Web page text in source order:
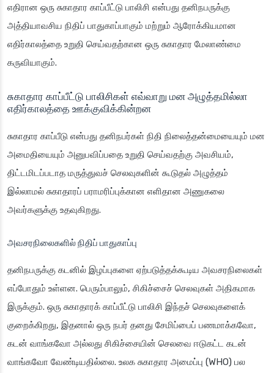
எதிரான ஒரு சுகாதார காப்பீட்டு பாலிசி என்பது தனிநபருக்கு
அத்தியாவசிய நிதிப் பாதுகாப்பாகும் மற்றும் ஆரோக்கியமான
எதிர்காலத்தை உறுதி செய்வதற்கான ஒரு சுகாதார மேலாண்மை
கருவியாகும்.
சுகாதார காப்பீட்டு பாலிசிகள் எவ்வாறு மன அழுத்தமில்லா
எதிர்காலத்தை ஊக்குவிக்கின்றன
சுகாதார காப்பீடு என்பது தனிநபர்கள் நிதி நிலைத்தன்மையையும் மன
அமைதியையும் அனுபவிப்பதை உறுதி செய்வதற்கு அவசியம்,
திட்டமிடப்படாத மருத்துவச் செலவுகளின் கூடுதல் அழுத்தம்
இல்லாமல் சுகாதாரப் பராமரிப்புக்கான எளிதான அணுகலை
அவர்களுக்கு உதவுகிறது.
அவசரநிலைகளில் நிதிப் பாதுகாப்பு
தனிநபருக்கு கடனில் இழப்புகளை ஏற்படுத்தக்கூடிய அவசரநிலைகள்
எப்போதும் உள்ளன. பெரும்பாலும், சிகிச்சைச் செலவுகள் அதிகமாக
இருக்கும். ஒரு சுகாதாரக் காப்பீட்டு பாலிசி இந்தச் செலவுகளைக்
குறைக்கிறது, இதனால் ஒரு நபர் தனது சேமிப்பைப் பணமாக்கவோ,
கடன் வாங்கவோ அல்லது சிகிச்சையின் செலவை ஈடுகட்ட கடன்
வாங்கவோ வேண்டியதில்லை. உலக சுகாதார அமைப்பு (WHO) பல